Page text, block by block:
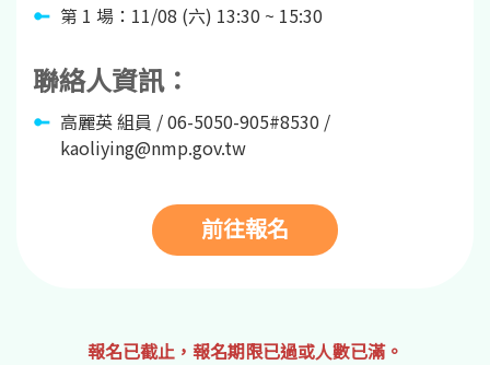
第 1 場：11/08 (六) 13:30 ~ 15:30
聯絡人資訊：
高麗英 組員 / 06-5050-905#8530 /
kaoliying@nmp.gov.tw
前往報名
報名已截止，報名期限已過或人數已滿。